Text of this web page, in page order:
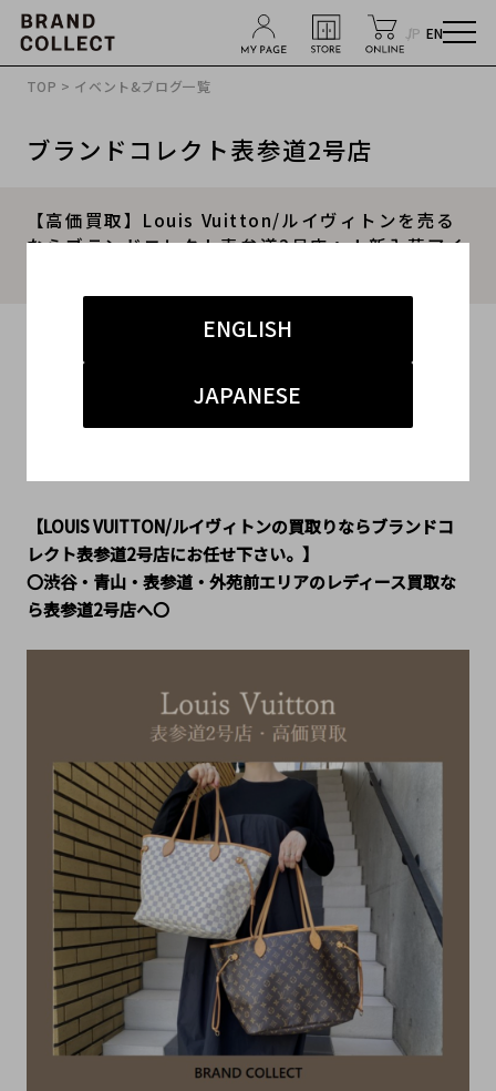
JP EN
ENGLISH
JAPANESE
TOP > イベント&ブログ一覧
ブランドコレクト表参道2号店
【高価買取】Louis Vuitton/ルイヴィトンを売る
ならブランドコレクト表参道2号店へ！新入荷アイ
#表参道2号店 ハイブランド
【LOUIS VUITTON/ルイヴィトンの買取りならブランドコ
レクト表参道2号店にお任せ下さい。】
〇渋谷・青山・表参道・外苑前エリアのレディース買取な
ら表参道2号店へ〇